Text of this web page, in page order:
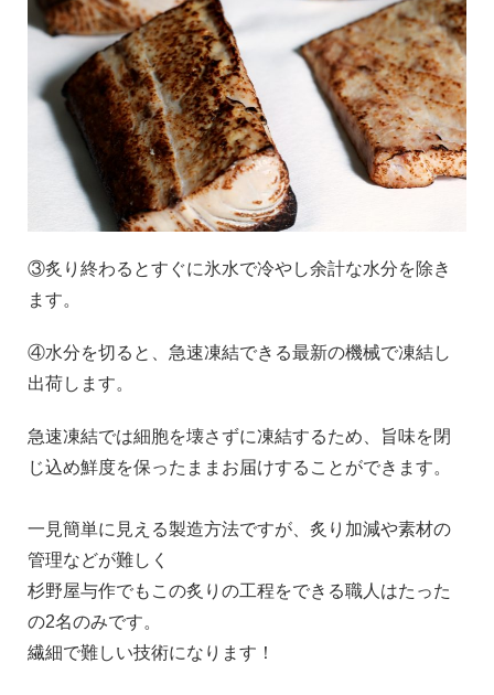
③炙り終わるとすぐに氷水で冷やし余計な水分を除き
ます。
④水分を切ると、急速凍結できる最新の機械で凍結し
出荷します。
急速凍結では細胞を壊さずに凍結するため、旨味を閉
じ込め鮮度を保ったままお届けすることができます。
一見簡単に見える製造方法ですが、炙り加減や素材の
管理などが難しく
杉野屋与作でもこの炙りの工程をできる職人はたった
の2名のみです。
繊細で難しい技術になります！